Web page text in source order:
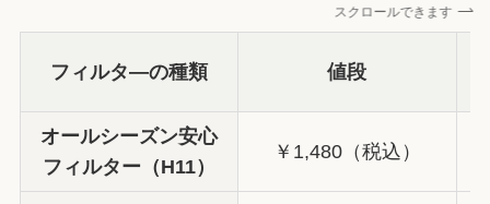
スクロールできます
フィルタ―の種類 値段
オールシーズン安心
フィルター（H11）
￥1,480（税込）